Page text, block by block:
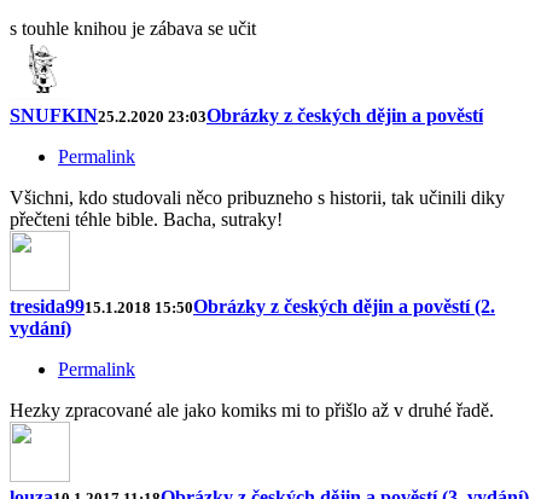
s touhle knihou je zábava se učit
SNUFKIN25.2.2020 23:03Obrázky z českých dějin a pověstí
Permalink
Všichni, kdo studovali něco pribuzneho s historii, tak učinili diky
přečteni téhle bible. Bacha, sutraky!
tresida9915.1.2018 15:50Obrázky z českých dějin a pověstí (2.
vydání)
Permalink
Hezky zpracované ale jako komiks mi to přišlo až v druhé řadě.